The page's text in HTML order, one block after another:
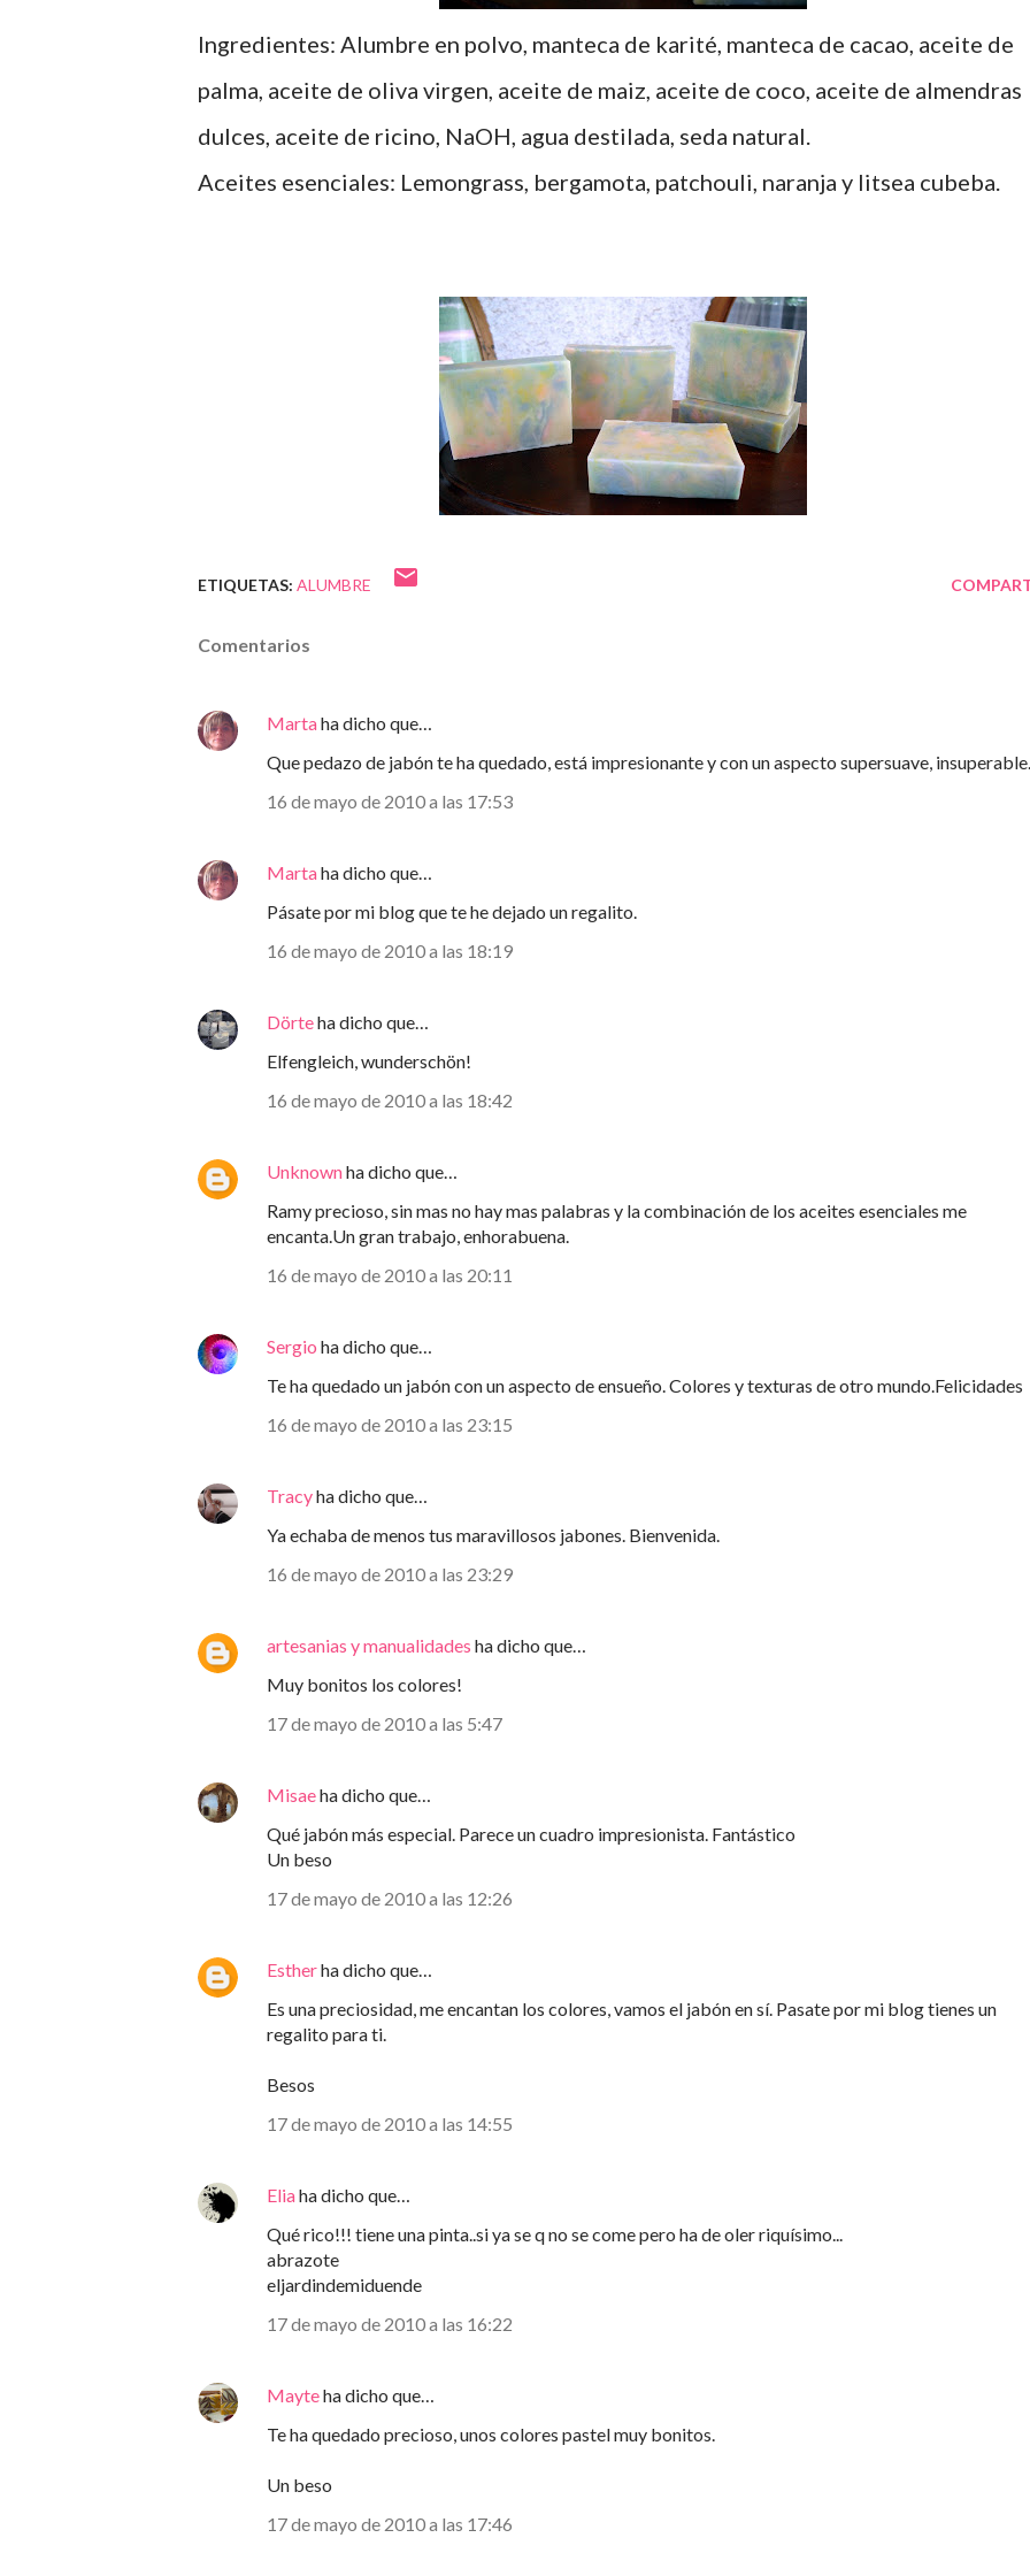
Ingredientes: Alumbre en polvo, manteca de karité, manteca de cacao, aceite de
palma, aceite de oliva virgen, aceite de maiz, aceite de coco, aceite de almendras
dulces, aceite de ricino, NaOH, agua destilada, seda natural.
Aceites esenciales: Lemongrass, bergamota, patchouli, naranja y litsea cubeba.
ETIQUETAS: ALUMBRE
Comentarios
Martaha dicho que…
Que pedazo de jabón te ha quedado, está impresionante y con un aspecto supersuave, insuperable.
16 de mayo de 2010 a las 17:53
Martaha dicho que…
Pásate por mi blog que te he dejado un regalito.
16 de mayo de 2010 a las 18:19
Dörteha dicho que…
Elfengleich, wunderschön!
16 de mayo de 2010 a las 18:42
Unknownha dicho que…
Ramy precioso, sin mas no hay mas palabras y la combinación de los aceites esenciales me
encanta.Un gran trabajo, enhorabuena.
16 de mayo de 2010 a las 20:11
Sergio ha dicho que…
Te ha quedado un jabón con un aspecto de ensueño. Colores y texturas de otro mundo.Felicidades
16 de mayo de 2010 a las 23:15
Tracyha dicho que…
Ya echaba de menos tus maravillosos jabones. Bienvenida.
16 de mayo de 2010 a las 23:29
artesanias y manualidades ha dicho que…
Muy bonitos los colores!
17 de mayo de 2010 a las 5:47
Misaeha dicho que…
Qué jabón más especial. Parece un cuadro impresionista. Fantástico
Un beso
17 de mayo de 2010 a las 12:26
Estherha dicho que…
Es una preciosidad, me encantan los colores, vamos el jabón en sí. Pasate por mi blog tienes un
regalito para ti.
Besos
17 de mayo de 2010 a las 14:55
Eliaha dicho que…
Qué rico!!! tiene una pinta..si ya se q no se come pero ha de oler riquísimo...
abrazote
eljardindemiduende
17 de mayo de 2010 a las 16:22
Mayteha dicho que…
Te ha quedado precioso, unos colores pastel muy bonitos.
Un beso
17 de mayo de 2010 a las 17:46